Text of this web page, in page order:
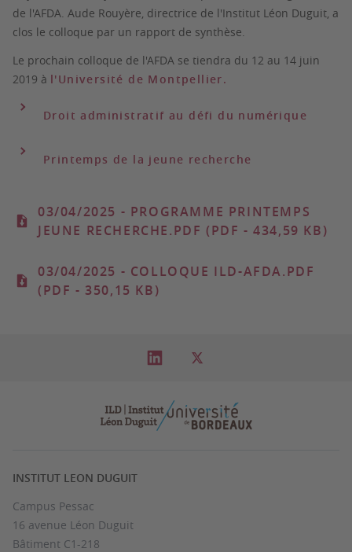
de l'AFDA. Aude Rouyère, directrice de l'Institut Léon Duguit, a
clos le colloque par un rapport de synthèse.
Le prochain colloque de l'AFDA se tiendra du 12 au 14 juin
2019 à l'Université de Montpellier.
Droit administratif au défi du numérique
Printemps de la jeune recherche
03/04/2025 - PROGRAMME PRINTEMPS
JEUNE RECHERCHE.PDF (PDF - 434,59 KB)
03/04/2025 - COLLOQUE ILD-AFDA.PDF
(PDF - 350,15 KB)
INSTITUT LEON DUGUIT
Campus Pessac
16 avenue Léon Duguit
Bâtiment C1-218